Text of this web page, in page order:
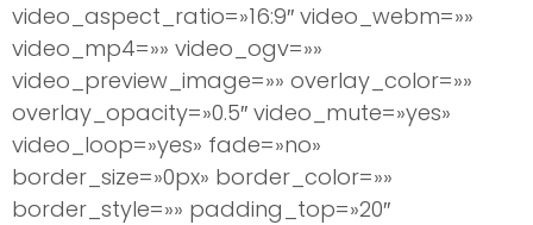
video_aspect_ratio=»16:9″ video_webm=»»
video_mp4=»» video_ogv=»»
video_preview_image=»» overlay_color=»»
overlay_opacity=»0.5″ video_mute=»yes»
video_loop=»yes» fade=»no»
border_size=»0px» border_color=»»
border_style=»» padding_top=»20″